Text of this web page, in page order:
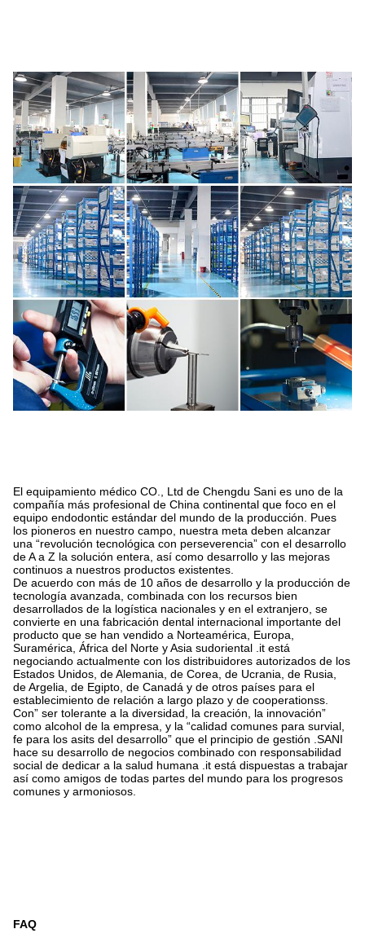
El equipamiento médico CO., Ltd de Chengdu Sani es uno de la
compañía más profesional de China continental que foco en el
equipo endodontic estándar del mundo de la producción. Pues
los pioneros en nuestro campo, nuestra meta deben alcanzar
una “revolución tecnológica con perseverencia” con el desarrollo
de A a Z la solución entera, así como desarrollo y las mejoras
continuos a nuestros productos existentes.
De acuerdo con más de 10 años de desarrollo y la producción de
tecnología avanzada, combinada con los recursos bien
desarrollados de la logística nacionales y en el extranjero, se
convierte en una fabricación dental internacional importante del
producto que se han vendido a Norteamérica, Europa,
Suramérica, África del Norte y Asia sudoriental .it está
negociando actualmente con los distribuidores autorizados de los
Estados Unidos, de Alemania, de Corea, de Ucrania, de Rusia,
de Argelia, de Egipto, de Canadá y de otros países para el
establecimiento de relación a largo plazo y de cooperationss.
Con” ser tolerante a la diversidad, la creación, la innovación”
como alcohol de la empresa, y la “calidad comunes para survial,
fe para los asits del desarrollo” que el principio de gestión .SANI
hace su desarrollo de negocios combinado con responsabilidad
social de dedicar a la salud humana .it está dispuestas a trabajar
así como amigos de todas partes del mundo para los progresos
comunes y armoniosos.
FAQ